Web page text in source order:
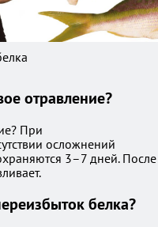
отравление?
При
осложнений
3–7 дней. После
белка?